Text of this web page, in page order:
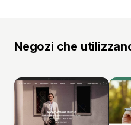
Negozi che